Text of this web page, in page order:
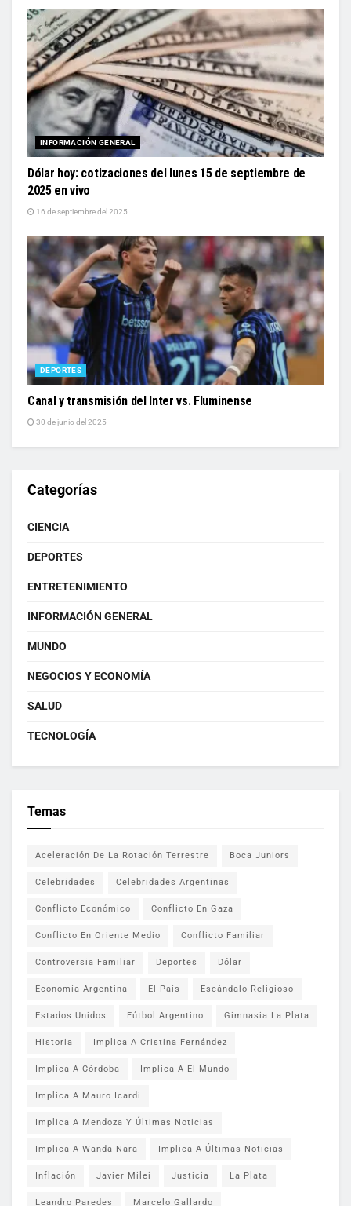
INFORMACIÓN GENERAL
Dólar hoy: cotizaciones del lunes 15 de septiembre de
2025 en vivo
16 de septiembre del 2025
DEPORTES
Canal y transmisión del Inter vs. Fluminense
30 de junio del 2025
Categorías
CIENCIA
DEPORTES
ENTRETENIMIENTO
INFORMACIÓN GENERAL
MUNDO
NEGOCIOS Y ECONOMÍA
SALUD
TECNOLOGÍA
Temas
Aceleración De La Rotación Terrestre Boca Juniors
Celebridades Celebridades Argentinas
Conflicto Económico Conflicto En Gaza
Conflicto En Oriente Medio Conflicto Familiar
Controversia Familiar Deportes Dólar
Economía Argentina El País Escándalo Religioso
Estados Unidos Fútbol Argentino Gimnasia La Plata
Historia Implica A Cristina Fernández
Implica A Córdoba Implica A El Mundo
Implica A Mauro Icardi
Implica A Mendoza Y Últimas Noticias
Implica A Wanda Nara Implica A Últimas Noticias
Inflación Javier Milei Justicia La Plata
Leandro Paredes Marcelo Gallardo